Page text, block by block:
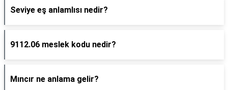
Seviye eş anlamlısı nedir?
9112.06 meslek kodu nedir?
Mıncır ne anlama gelir?